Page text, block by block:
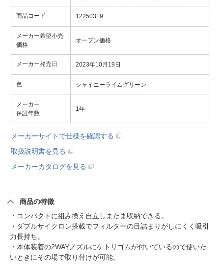
商品コード 12250319
メーカー希望小売
価格
オープン価格
メーカー発売日 2023年10月19日
色 シャイニーライムグリーン
メーカー
保証年数
1年
メーカーサイトで仕様を確認する
取扱説明書を見る
メーカーカタログを見る
商品の特徴
・コンパクトに組み換え自立しまたま収納できる。
・ダブルサイクロン搭載でフィルターの目詰まりがしにくく吸引
力長持ち。
・本体装着の2WAYノズルにケトリゴムが付いているので使いた
いときにその場で取り付けが可能。